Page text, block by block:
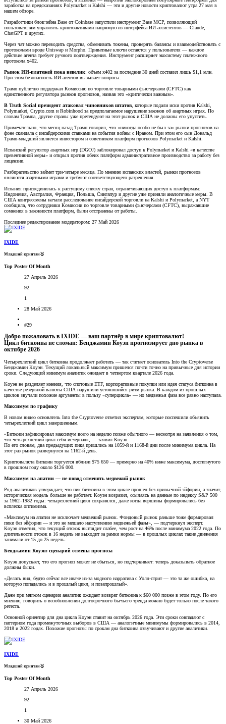
заработка на предсказаниях Polymarket и Kalshi — эти и другие новости криптовалют утра 27 мая в
нашем обзоре.
Разработчики блокчейна Base от Coinbase запустили инструмент Base MCP, позволяющий
пользователям управлять криптоактивами напрямую из интерфейса ИИ-ассистентов — Claude,
ChatGPT и других.
Через чат можно переводить средства, обменивать токены, проверять балансы и взаимодействовать с
протоколами вроде Uniswap и Morpho. Приватные ключи остаются у пользователя — каждое
действие агента требует ручного подтверждения. Инструмент расширяет экосистему платежного
протокола x402.
Рынок ИИ-платежей пока невелик: объем x402 за последние 30 дней составил лишь $1,1 млн.
При этом безопасность ИИ-агентов вызывает вопросы.
Трамп публично поддержал Комиссию по торговле товарными фьючерсами (CFTC) как
единственного регулятора рынков прогнозов, назвав это «критически важным».
В Truth Social президент атаковал чиновников штатов , которые подали иски против Kalshi,
Polymarket, Crypto.com и Robinhood за предполагаемое нарушение законов об азартных играх. По
словам Трампа, другие страны уже претендуют на этот рынок и США не должны его упустить.
Примечательно, что месяц назад Трамп говорил, что «никогда особо не был за» рынки прогнозов на
фоне скандала с инсайдерскими ставками на события войны с Ираном. При этом его сын Дональд
Трамп-младший является инвестором и советником платформ прогнозов Polymarket и Kalshi.
Испанский регулятор азартных игр (DGOJ) заблокировал доступ к Polymarket и Kalshi «в качестве
превентивной меры» и открыл против обеих платформ административное производство за работу без
лицензии.
Разбирательство займет три-четыре месяца. По мнению испанских властей, рынки прогнозов
являются азартными играми и требуют соответствующего разрешения.
Испания присоединилась к растущему списку стран, ограничивающих доступ к платформам:
Индонезия, Австралия, Франция, Польша, Сингапур и другие уже приняли аналогичные меры. В
США конгрессмены начали расследование инсайдерской торговли на Kalshi и Polymarket, а NYT
сообщила, что сотрудники Комиссии по торговле товарными фьючерсами (CFTC), выражавшие
сомнения в законности платформ, были отстранены от работы.
Последнее редактирование модератором: 27 Май 2026
IXIDE
Младший криптан🥇
Top Poster Of Month
27 Апрель 2026
92
1
28 Май 2026
#29
Добро пожаловать в IXIDE — ваш партнёр в мире криптовалют!
Цикл биткоина не сломан: Бенджамин Коуэн прогнозирует дно рынка в
октябре 2026​
Четырехлетний цикл биткоина продолжает работать — так считает основатель Into the Cryptoverse
Бенджамин Коуэн. Текущий локальный максимум пришелся почти точно на привычные для истории
сроки. Следующий минимум аналитик ожидает в четвертом квартале 2026 года.
Коуэн не разделяет мнения, что спотовые ETF, корпоративные покупки или идея статуса биткоина в
качестве резервной валюты США нарушили устоявшийся ритм рынка. В каждом из прошлых
циклов звучали похожие аргументы в пользу «суперцикла» — но медвежья фаза все равно наступала.
Максимум по графику
В новом видео основатель Into the Cryptoverse ответил экспертам, которые поспешили объявить
четырехлетний цикл завершенным.
«Биткоин зафиксировал максимум всего на неделю позже обычного — несмотря на заявления о том,
что четырехлетний цикл себя исчерпал», — заявил Коуэн.
По его словам, два предыдущих пика пришлись на 1059-й и 1168-й дни после минимума цикла. На
этот раз рынок развернулся на 1162-й день.
Криптовалюта биткоин торгуется вблизи $75 650 — примерно на 40% ниже максимума, достигнутого
в прошлом году около $126 000.
Максимум на апатии — не повод отменять медвежий рынок
Ряд аналитиков утверждает, что пик биткоина в этом цикле прошел без привычной эйфории, а значит,
историческая модель больше не работает. Коуэн возразил, ссылаясь на данные по индексу S&P 500
за 1962–1982 годы: четырехлетний цикл сохранялся, даже когда вершины формировались без
всплеска оптимизма.
«Максимум на апатии не исключает медвежий рынок. Фондовый рынок раньше тоже формировал
пики без эйфории — и это не мешало наступлению медвежьей фазы», — подчеркнул эксперт.
Коуэн отметил, что текущий отскок выглядит слабее, чем рост на 46% после минимума 2022 года. По
длительности отскок в 16 недель не выходит за рамки нормы — в прошлых циклах такие движения
занимали от 15 до 25 недель.
Бенджамин Коуэн: сценарий отмены прогноза
Коуэн допускает, что его прогноз может не сбыться, но подчеркивает: теперь доказывать обратное
должны быки.
«Делать вид, будто сейчас все иначе из-за модного нарратива с Уолл-стрит — это та же ошибка, на
которую попадались и в прошлый цикл, и позапрошлый».
Даже при мягком сценарии аналитик ожидает возврат биткоина к $60 000 позже в этом году. По его
мнению, говорить о возобновлении долгосрочного бычьего тренда можно будет только после такого
ретеста.
Основной ориентир для дна цикла Коуэн ставит на октябрь 2026 года. Эти сроки совпадают с
паттерном года промежуточных выборов в США — аналогичные минимумы формировались в 2014,
2018 и 2022 годах. Похожие прогнозы по срокам дна биткоина озвучивают и другие аналитики.
IXIDE
Младший криптан🥇
Top Poster Of Month
27 Апрель 2026
92
1
30 Май 2026